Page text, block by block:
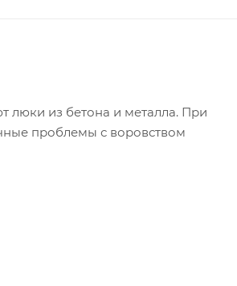
люки из бетона и металла. При
проблемы с воровством